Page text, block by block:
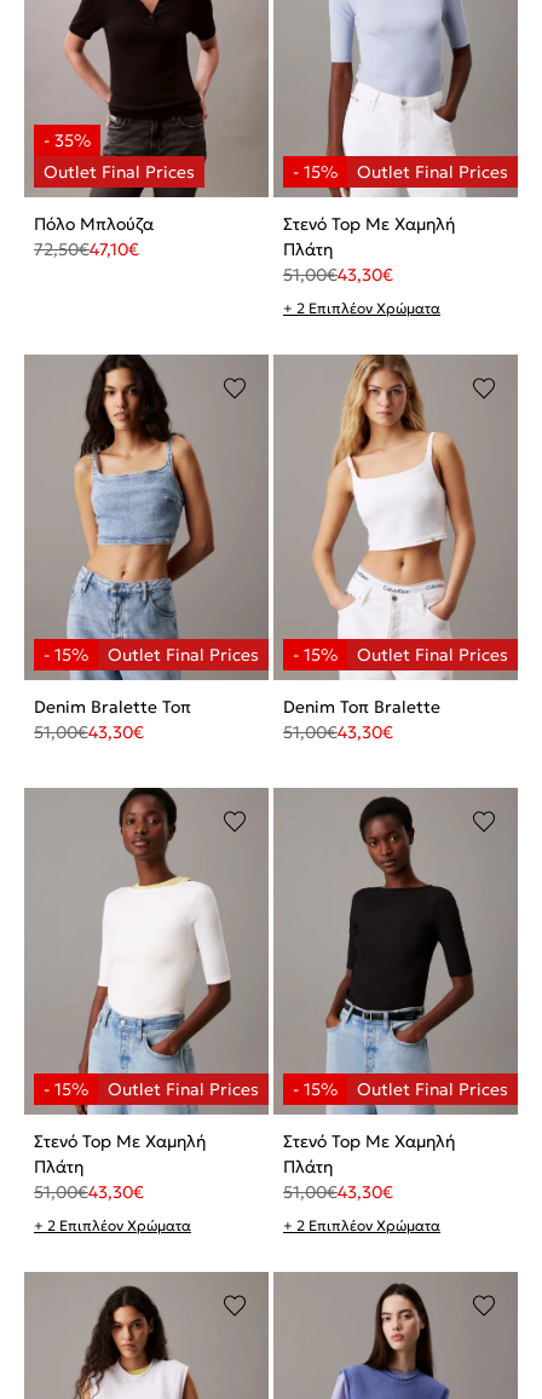
Πόλο Μπλούζα
72,50€47,10€
Στενό Top Με Χαμηλή
Πλάτη
51,00€43,30€
+ 2 Επιπλέον Χρώματα
Denim Bralette Τοπ
51,00€43,30€
Denim Τοπ Bralette
51,00€43,30€
Στενό Top Με Χαμηλή
Πλάτη
51,00€43,30€
+ 2 Επιπλέον Χρώματα
Στενό Top Με Χαμηλή
Πλάτη
51,00€43,30€
+ 2 Επιπλέον Χρώματα